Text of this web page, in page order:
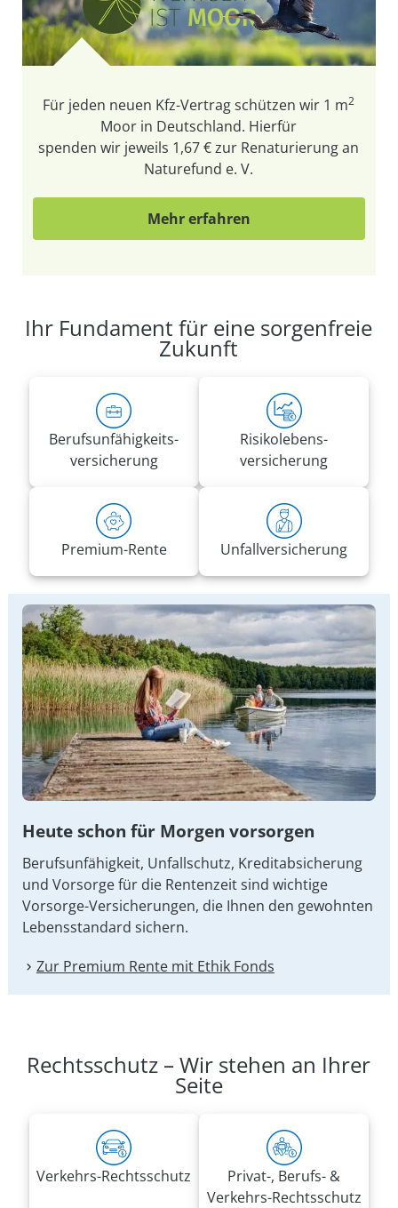
Für jeden neuen Kfz-Vertrag schützen wir 1 m2
Moor in Deutschland. Hierfür
spenden wir jeweils 1,67 € zur Renaturierung an
Naturefund e. V.
Mehr erfahren
Ihr Fundament für eine sorgenfreie
Zukunft
Berufs­unfähigkeits­
versicherung
Risiko­lebens­
versicherung
Premium-Rente Unfall­versicherung
Heute schon für Morgen vorsorgen
Berufsunfähigkeit, Unfallschutz, Kreditabsicherung
und Vorsorge für die Rentenzeit sind wichtige
Vorsorge-Versicherungen, die Ihnen den gewohnten
Lebensstandard sichern.
Zur Premium Rente mit Ethik Fonds
Rechtsschutz – Wir stehen an Ihrer
Seite
Verkehrs-Rechtsschutz
Privat-, Berufs- &
Verkehrs-Rechtsschutz